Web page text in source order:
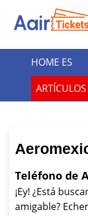
HOME ES
ARTÍCULOS
Teléfono de
¡Ey! ¿Está
amigable?